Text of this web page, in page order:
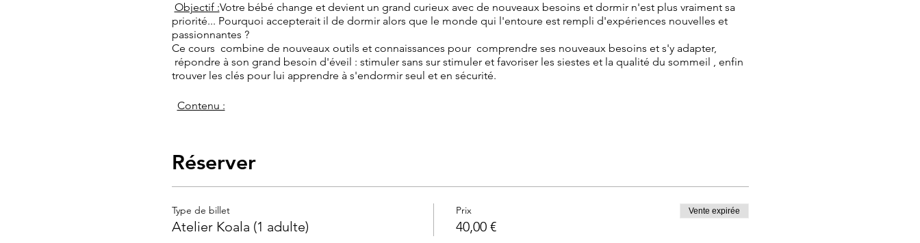
Objectif :Votre bébé change et devient un grand curieux avec de nouveaux besoins et dormir n'est plus vraiment sa
priorité... Pourquoi accepterait il de dormir alors que le monde qui l'entoure est rempli d'expériences nouvelles et
passionnantes ?
Ce cours combine de nouveaux outils et connaissances pour comprendre ses nouveaux besoins et s'y adapter,
répondre à son grand besoin d'éveil : stimuler sans sur stimuler et favoriser les siestes et la qualité du sommeil , enfin
trouver les clés pour lui apprendre à s'endormir seul et en sécurité.
Contenu :
sommeil n° 2 + n°3
l'importance des siestes, le rythme de journée, les outils d'éveils favorisant le sommeil & la fonction du lâcher
prise . Favoriser la qualité du sommeil de jour et de nuit , apprendre à son bébé à s'endormir seul et en sécurité
grâce à de nombreuses mesures avec l'appui des dernières avancées en neurosciences : 1h30
portage n° 3
(en option +10€) : portage pour les curieux en ouverture vers l'extérieur . L'outil indispensable pour
répondre à son fort besoin d'éveil et favoriser les siestes. : 1h
Réserver
Type de billet
Atelier Koala (1 adulte)
Prix
40,00 €
Vente expirée